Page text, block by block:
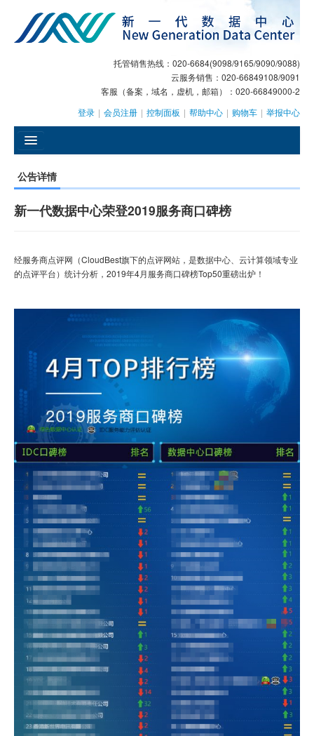
托管销售热线：020-6684(9098/9165/9090/9088)
云服务销售：020-66849108/9091
客服（备案，域名，虚机，邮箱）：020-66849000-2
登录 | 会员注册 | 控制面板 | 帮助中心 | 购物车 | 举报中心
GEO
AI客服
主机托管
域名注册
企业邮箱
SSL证书
云主机
客服中心
企业文化
公告详情
新一代数据中心荣登2019服务商口碑榜
经服务商点评网（CloudBest旗下的点评网站，是数据中心、云计算领域专业
的点评平台）统计分析，2019年4月服务商口碑榜Top50重磅出炉！